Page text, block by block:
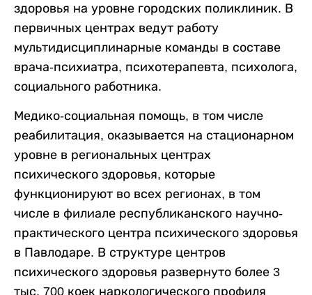
здоровья на уровне городских поликлиник. В
первичных центрах ведут работу
мультидисциплинарные команды в составе
врача-психиатра, психотерапевта, психолога,
социального работника.
Медико-социальная помощь, в том числе
реабилитация, оказывается на стационарном
уровне в региональных центрах
психического здоровья, которые
функционируют во всех регионах, в том
числе в филиале республиканского научно-
практического центра психического здоровья
в Павлодаре. В структуре центров
психического здоровья развернуто более 3
тыс. 700 коек наркологического профиля